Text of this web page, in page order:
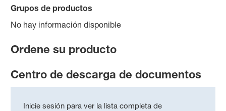
Grupos de productos
No hay información disponible
Ordene su producto
Centro de descarga de documentos
Inicie sesión para ver la lista completa de